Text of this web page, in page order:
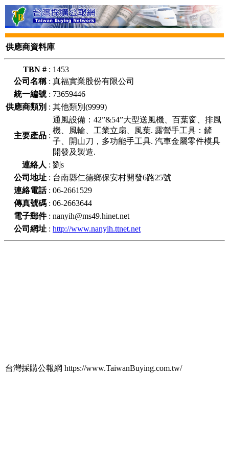
供應商資料庫
TBN # : 1453
公司名稱: 真福實業股份有限公司
統一編號 : 73659446
供應商類別 : 其他類別(9999)
主要產品 :
通風設備：42”&54”大型送風機、百葉窗、排風
機、風輪、工業立扇、風葉. 露營手工具：鏟
子、開山刀，多功能手工具. 汽車金屬零件模具
開發及製造.
連絡人 : 劉s
公司地址 : 台南縣仁德鄉保安村開發6路25號
連絡電話: 06-2661529
傳真號碼 : 06-2663644
電子郵件: nanyih@ms49.hinet.net
公司網址 : http://www.nanyih.ttnet.net
台灣採購公報網 https://www.TaiwanBuying.com.tw/